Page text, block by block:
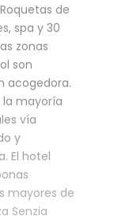
de
spa y 30
zonas
son
acogedora.
la mayoría
vía
y
El hotel
mayores de
Senzia